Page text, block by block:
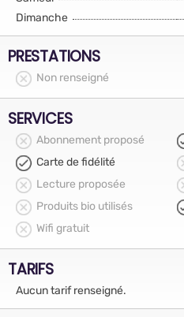
Dimanche
PRESTATIONS
Non renseigné
SERVICES
Abonnement proposé
Carte de fidélité
Lecture proposée
Produits bio utilisés
Wifi gratuit
TARIFS
Aucun tarif renseigné.